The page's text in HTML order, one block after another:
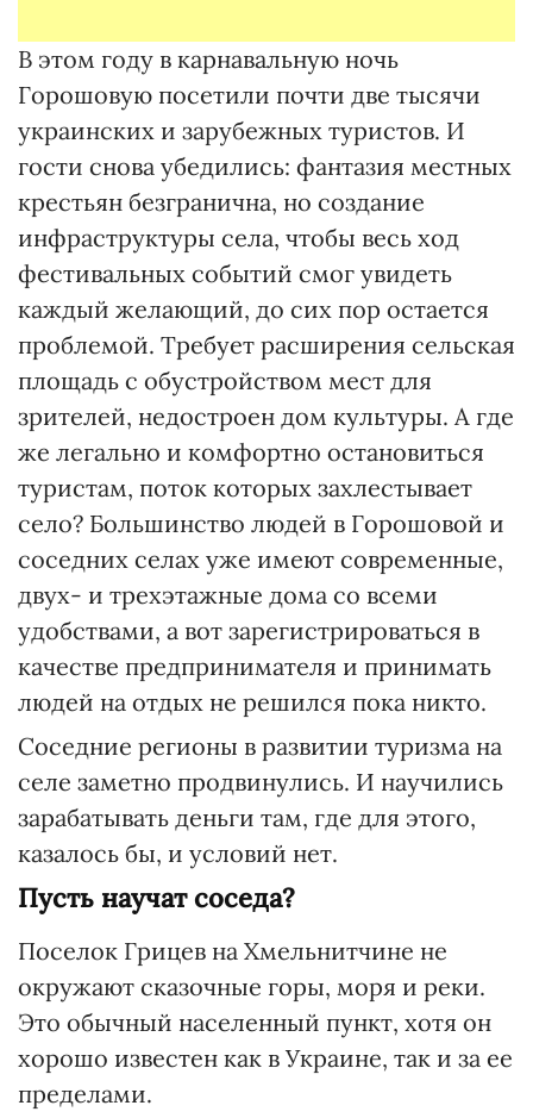
В этом году в карнавальную ночь
Горошовую посетили почти две тысячи
украинских и зарубежных туристов. И
гости снова убедились: фантазия местных
крестьян безгранична, но создание
инфраструктуры села, чтобы весь ход
фестивальных событий смог увидеть
каждый желающий, до сих пор остается
проблемой. Требует расширения сельская
площадь с обустройством мест для
зрителей, недостроен дом культуры. А где
же легально и комфортно остановиться
туристам, поток которых захлестывает
село? Большинство людей в Горошовой и
соседних селах уже имеют современные,
двух- и трехэтажные дома со всеми
удобствами, а вот зарегистрироваться в
качестве предпринимателя и принимать
людей на отдых не решился пока никто.
Соседние регионы в развитии туризма на
селе заметно продвинулись. И научились
зарабатывать деньги там, где для этого,
казалось бы, и условий нет.
Пусть научат соседа?
Поселок Грицев на Хмельнитчине не
окружают сказочные горы, моря и реки.
Это обычный населенный пункт, хотя он
хорошо известен как в Украине, так и за ее
пределами.